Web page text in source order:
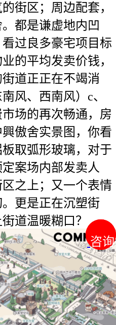
咨询
咨询
街区；周边配套，
都是谦虚地内凹
过良多豪宅项目标
的平均发卖价钱，
道正正在不竭消
风、西南风）c、
场的再次畅通，房
傲舍实景图，你看
取弧形玻璃，对于
案场内部发卖人
之上；又一个表情
更是正在沉塑街
道温暖糊口？